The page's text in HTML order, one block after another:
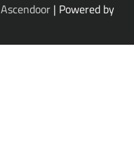
Ascendoor | Powered by